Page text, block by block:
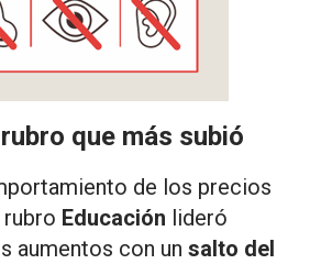
que más subió
de los precios
Educación lideró
aumentos con un salto del